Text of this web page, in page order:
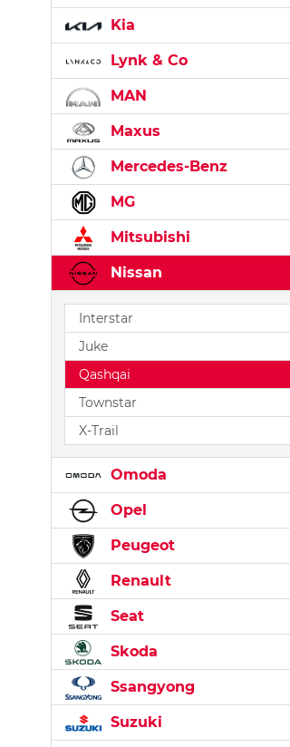
Kia
Lynk & Co
MAN
Maxus
Mercedes-Benz
MG
Mitsubishi
Nissan
Interstar
Juke
Qashqai
Townstar
X-Trail
Omoda
Opel
Peugeot
Renault
Seat
Skoda
Ssangyong
Suzuki